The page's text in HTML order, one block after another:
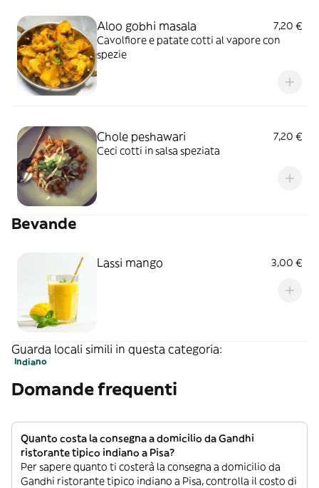
Aloo gobhi masala
7,20 €
Cavolfiore e patate cotti al vapore con
spezie
Chole peshawari
7,20 €
Ceci cotti in salsa speziata
Bevande
Lassi mango 3,00 €
Guarda locali simili in questa categoria:
Indiano
Domande frequenti
Quanto costa la consegna a domicilio da Gandhi
ristorante tipico indiano a Pisa?
Per sapere quanto ti costerà la consegna a domicilio da
Gandhi ristorante tipico indiano a Pisa, controlla il costo di